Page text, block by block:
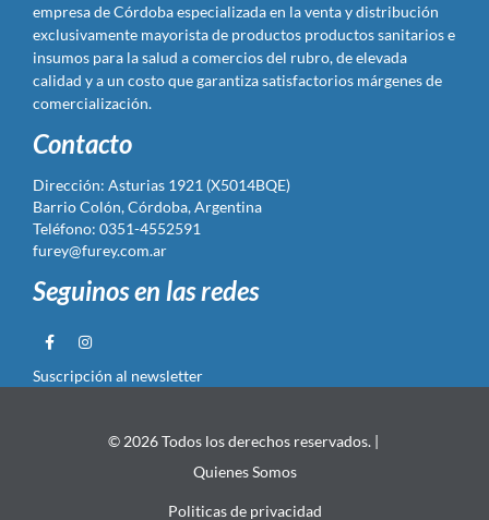
empresa de Córdoba especializada en la venta y distribución
exclusivamente mayorista de productos productos sanitarios e
insumos para la salud a comercios del rubro, de elevada
calidad y a un costo que garantiza satisfactorios márgenes de
comercialización.
Contacto
Dirección: Asturias 1921 (X5014BQE)
Barrio Colón, Córdoba, Argentina
Teléfono: 0351-4552591
furey@furey.com.ar
Seguinos en las redes
Suscripción al newsletter
© 2026 Todos los derechos reservados. |
Quienes Somos
Politicas de privacidad